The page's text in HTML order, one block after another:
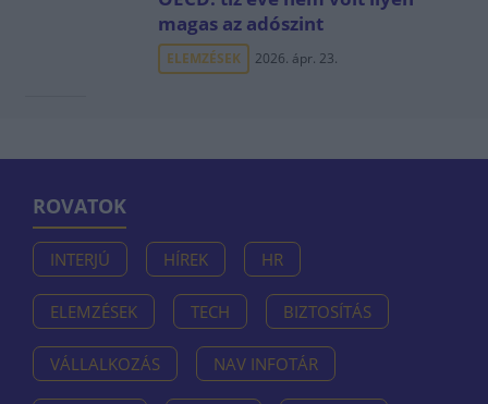
magas az adószint
ELEMZÉSEK 2026. ápr. 23.
ROVATOK
INTERJÚ HÍREK HR
ELEMZÉSEK TECH BIZTOSÍTÁS
VÁLLALKOZÁS NAV INFOTÁR